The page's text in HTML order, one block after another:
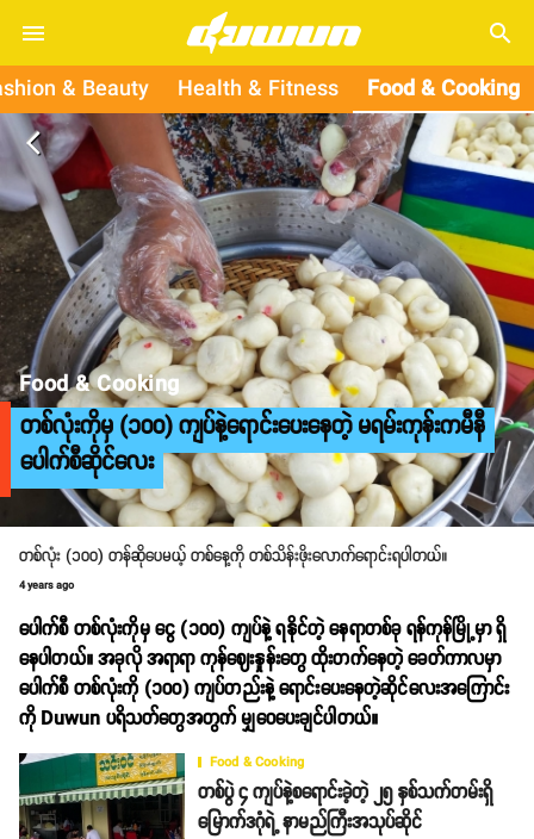
search
& Beauty Health & Fitness Food & Cooking
arrow_back_ios
Food & Cooking
တစ်လုံးကိုမှ (၁၀၀) ကျပ်နဲ့ရောင်းပေးနေတဲ့ မရမ်းကုန်းကမီနီ
ပေါက်စီဆိုင်လေး
တစ်လုံး (၁၀၀) တန်ဆိုပေမယ့် တစ်နေ့ကို တစ်သိန်းဖိုးလောက်ရောင်းရပါတယ်။
4 years ago
ပေါက်စီ တစ်လုံးကိုမှ ငွေ (၁၀၀) ကျပ်နဲ့ ရနိုင်တဲ့ နေရာတစ်ခု ရန်ကုန်မြို့မှာ ရှိ
နေပါတယ်။ အခုလို အရာရာ ကုန်ဈေးနှုန်းတွေ ထိုးတက်နေတဲ့ ခေတ်ကာလမှာ
ပေါက်စီ တစ်လုံးကို (၁၀၀) ကျပ်တည်းနဲ့ ရောင်းပေးနေတဲ့ဆိုင်လေးအကြောင်း
ကို Duwun ပရိသတ်တွေအတွက် မျှဝေပေးချင်ပါတယ်။
Food & Cooking
တစ်ပွဲ ၄ ကျပ်နဲ့စရောင်းခဲ့တဲ့ ၂၅ နှစ်သက်တမ်းရှိ
မြောက်ဒဂုံရဲ့ နာမည်ကြီးအသုပ်ဆိုင်